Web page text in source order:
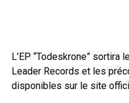
L’EP “Todeskrone” sortira
Leader Records et les
disponibles sur le site